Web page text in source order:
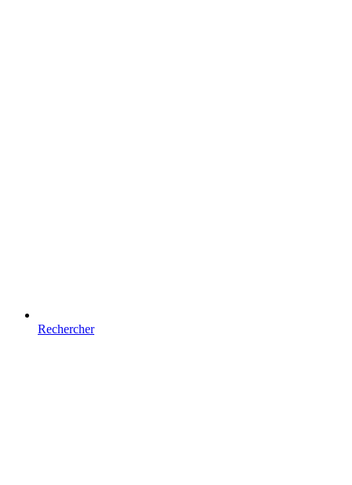
Rechercher